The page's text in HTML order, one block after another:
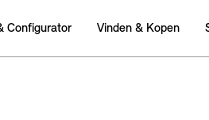
Configurator Vinden & Kopen